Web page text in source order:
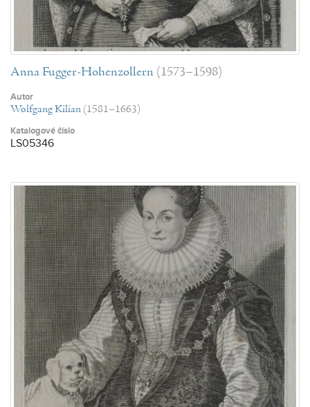
Anna Fugger-Hohenzollern (1573–1598)
Autor
Wolfgang Kilian (1581–1663)
Katalogové číslo
LS05346